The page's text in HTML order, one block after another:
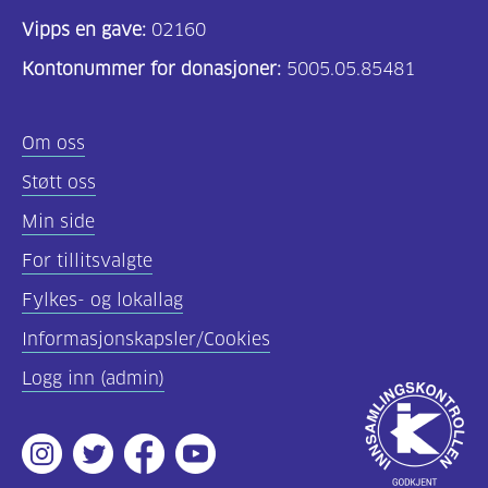
Vipps en gave: 02160
Kontonummer for donasjoner: 5005.05.85481
Om oss
Støtt oss
Min side
For tillitsvalgte
Fylkes- og lokallag
Informasjonskapsler/Cookies
Logg inn (admin)
Instagram
TwitterFacebookYoutube
Godkjent
av